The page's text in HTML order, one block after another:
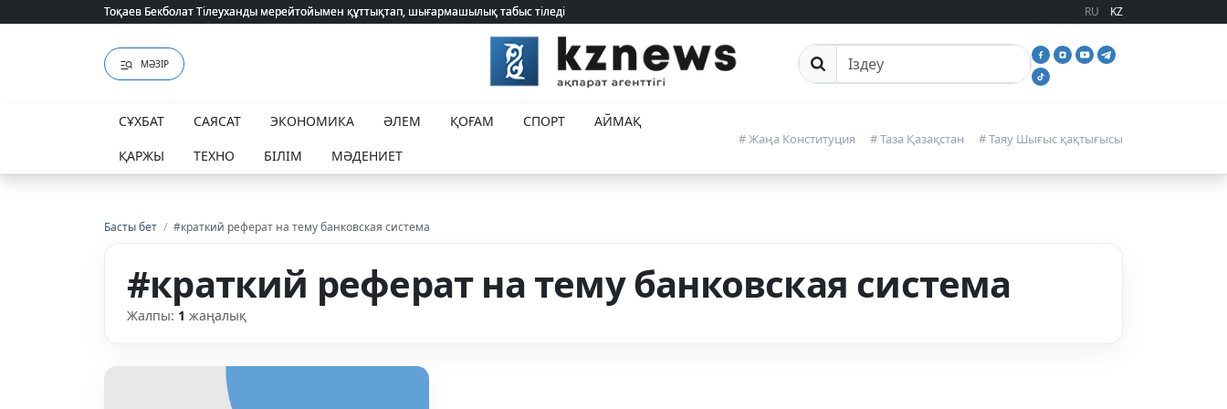
Тоқаев Бекболат Тілеуханды мерейтойымен құттықтап, шығармашылық табыс тіледі
Тоқаев Бекболат Тілеуханды мерейтойымен құттықтап, шығармашылық табыс тіледі RU KZ
МӘЗІР Сайттан іздеу
СҰХБАТ САЯСАТ ЭКОНОМИКА ӘЛЕМ ҚОҒАМ СПОРТ
АЙМАҚ
ҚАРЖЫ
ТЕХНО БІЛІМ МӘДЕНИЕТ
# Жаңа Конституция # Таза Қазақстан # Таяу Шығыс қақтығысы
Басты бет / #краткий реферат на тему банковская система
#краткий реферат на тему банковская система
Жалпы: 1 жаңалық